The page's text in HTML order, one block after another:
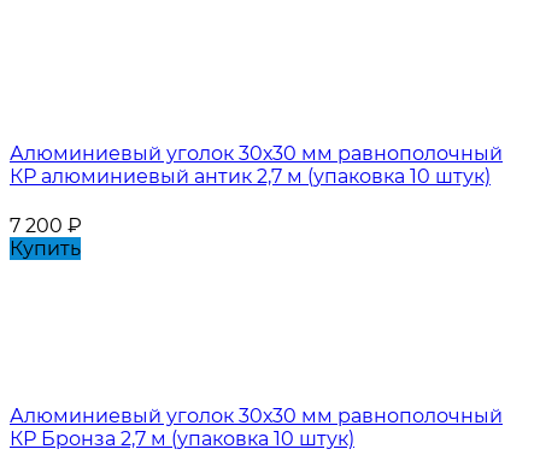
Алюминиевый уголок 30х30 мм равнополочный
КР алюминиевый антик 2,7 м (упаковка 10 штук)
7 200 ₽
Купить
Алюминиевый уголок 30х30 мм равнополочный
КР Бронза 2,7 м (упаковка 10 штук)